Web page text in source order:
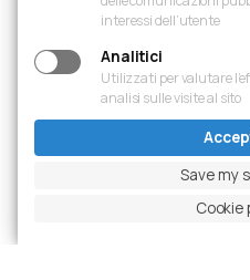
Ingrandisci foto
interessi dell’utente
Analitici
Utilizzati per valutare
analisi sulle visite al sito
Save my
Cookie